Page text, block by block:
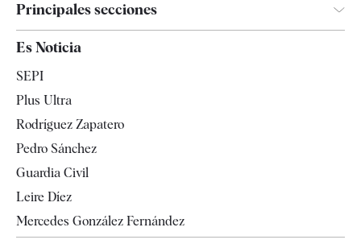
Principales secciones
España
Televisión
Es Noticia
SEPI
Plus Ultra
Rodríguez Zapatero
Pedro Sánchez
Guardia Civil
Leire Díez
Mercedes González Fernández